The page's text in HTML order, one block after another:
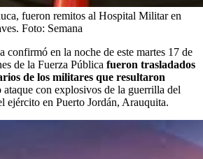
fueron remitos al Hospital Militar en
Foto: Semana
confirmó en la noche de este martes 17 de
de la Fuerza Pública fueron trasladados
de los militares que resultaron
ataque con explosivos de la guerrilla del
ejército en Puerto Jordán, Arauquita.